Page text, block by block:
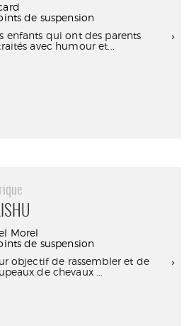
de suspension
enfants qui ont des parents
avec humour et...
Morel
de suspension
objectif de rassembler et de
de chevaux ...